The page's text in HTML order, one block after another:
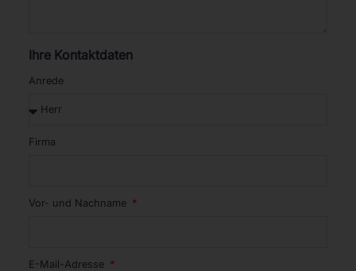
Ihre Kontaktdaten
Anrede
Firma
Vor- und Nachname
E-Mail-Adresse